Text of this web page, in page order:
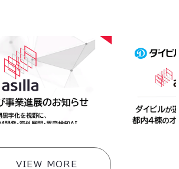
事業進展のお知らせ〜来期黒
先端VLM開発・海外展開・異
ルソリューションへ事業拡
2026
「AI
快適な環境
#ニュース
VIEW MORE